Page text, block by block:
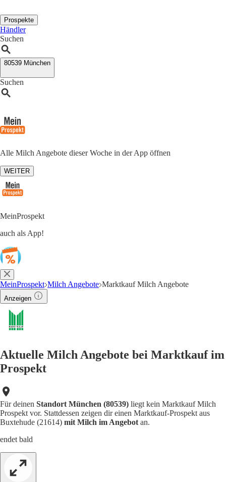
Prospekte
Händler
Suchen
80539 München
Suchen
Alle Milch Angebote dieser Woche in der App öffnen
WEITER
MeinProspekt
auch als App!
MeinProspekt Milch Angebote Marktkauf Milch Angebote
Anzeigen
Aktuelle Milch Angebote bei Marktkauf im
Prospekt
Für deinen Standort München (80539) liegt kein Marktkauf Milch
Prospekt vor. Stattdessen zeigen dir einen Marktkauf-Prospekt aus
Buxtehude (21614) mit Milch im Angebot an.
endet bald